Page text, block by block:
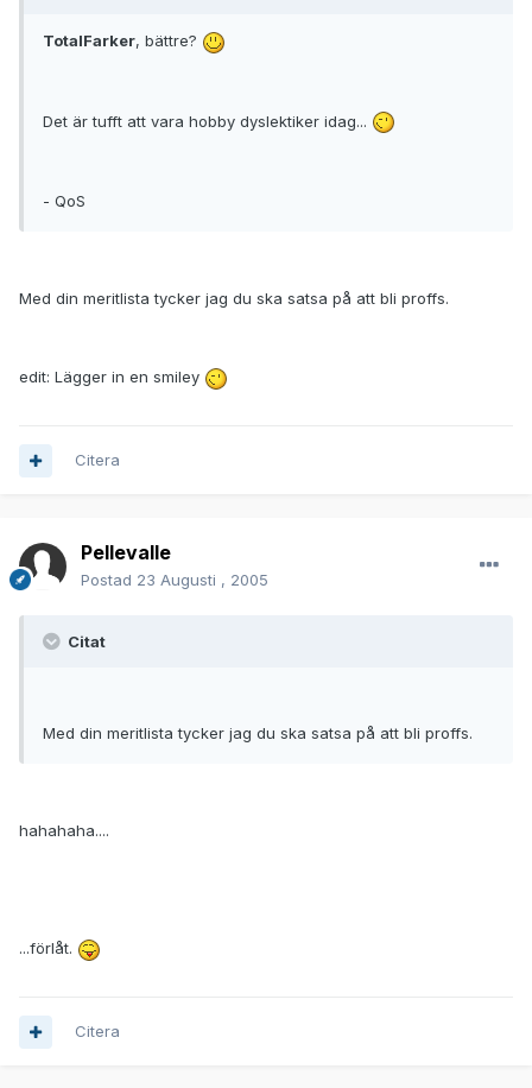
TotalFarker, bättre?
Det är tufft att vara hobby dyslektiker idag...
- QoS
Med din meritlista tycker jag du ska satsa på att bli proffs.
edit: Lägger in en smiley
Citera
Pellevalle
Postad 23 Augusti , 2005
Citat
Med din meritlista tycker jag du ska satsa på att bli proffs.
hahahaha....
...förlåt.
Citera